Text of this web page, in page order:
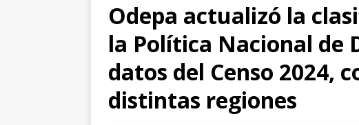
Odepa actualizó la
la Política Nacional de
datos del Censo 2024,
distintas regiones